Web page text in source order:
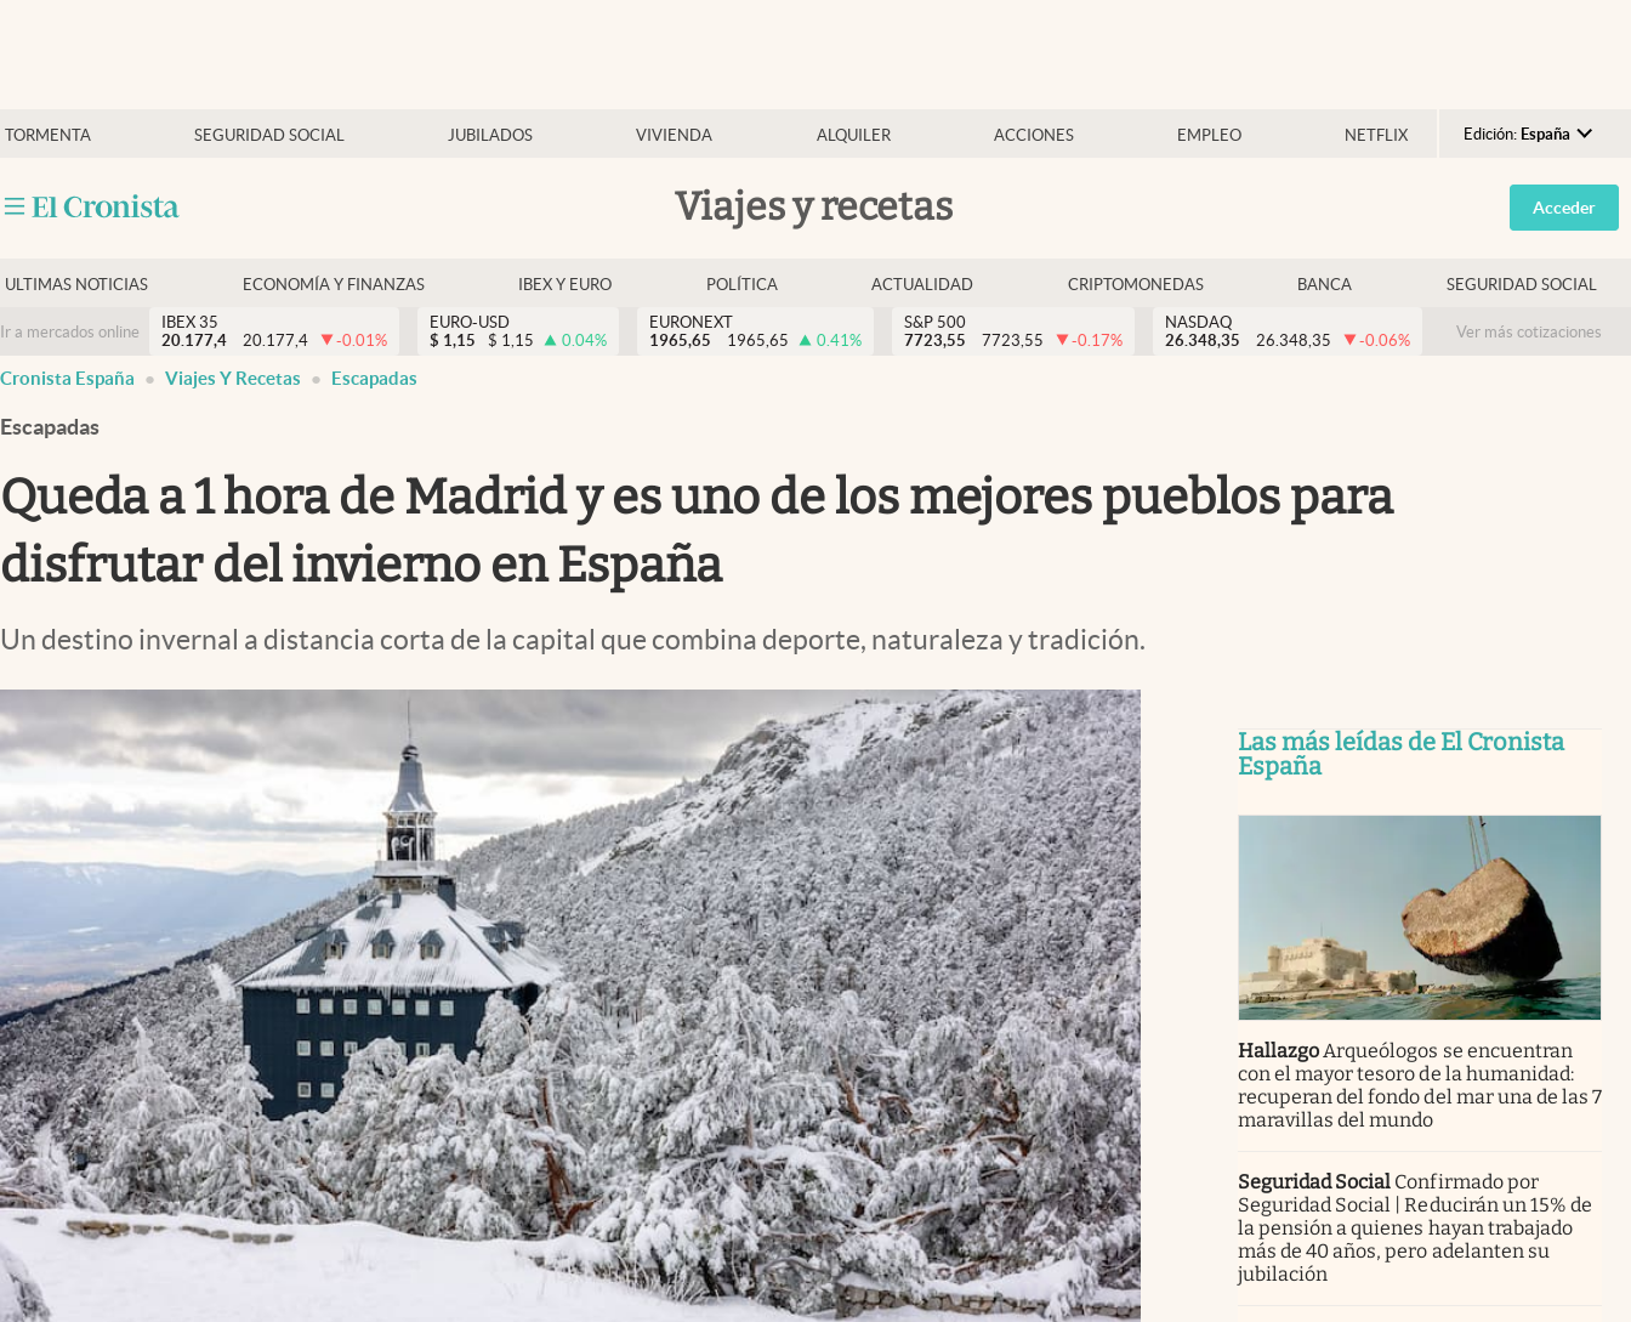
TORMENTA SEGURIDAD SOCIAL JUBILADOS VIVIENDA ALQUILER ACCIONES EMPLEO NETFLIX Edición: España
Argentina
España
USA
Colombia
Viajes y recetas
Economía y finanzas
Criptomonedas
Acceder
ULTIMAS NOTICIAS ECONOMÍA Y FINANZAS IBEX Y EURO POLÍTICA ACTUALIDAD CRIPTOMONEDAS BANCA SEGURIDAD SOCIAL
Ir a mercados online
IBEX 35
20.177,4
20.177,4 -0.01%
EURO-USD
$ 1,15 $ 1,15 0.04%
EURONEXT
1965,65
1965,65 0.41%
S&P 500
7723,55
7723,55 -0.17%
NASDAQ
26.348,35
26.348,35 -0.06% Ver más cotizaciones
Cronista España Viajes Y Recetas Escapadas
Escapadas
Queda a 1 hora de Madrid y es uno de los mejores pueblos para
disfrutar del invierno en España
Un destino invernal a distancia corta de la capital que combina deporte, naturaleza y tradición.
Las más leídas de El Cronista
España
HallazgoArqueólogos se encuentran
con el mayor tesoro de la humanidad:
recuperan del fondo del mar una de las 7
maravillas del mundo
Seguridad Social Confirmado por
Seguridad Social | Reducirán un 15% de
la pensión a quienes hayan trabajado
más de 40 años, pero adelanten su
jubilación